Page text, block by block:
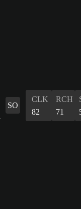
SO
CLK
82
RCH
71